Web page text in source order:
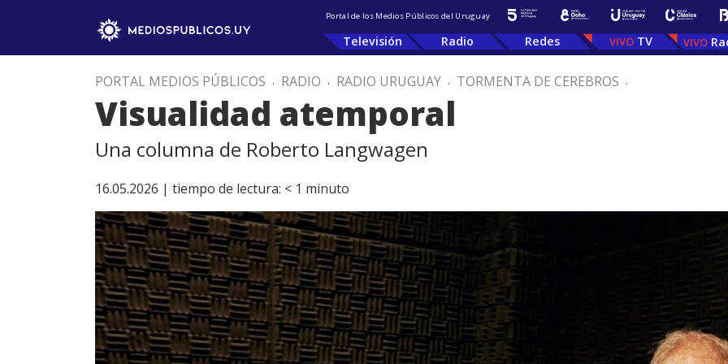
Portal de los Medios Públicos del Uruguay
Televisión Radio Redes TV
PORTAL MEDIOS PÚBLICOS . RADIO . RADIO URUGUAY . TORMENTA DE CEREBROS .
Visualidad atemporal
Una columna de Roberto Langwagen
16.05.2026 | tiempo de lectura: < 1 minuto